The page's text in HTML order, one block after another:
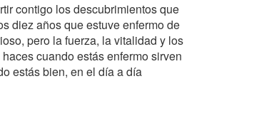
contigo los descubrimientos que
diez años que estuve enfermo de
pero la fuerza, la vitalidad y los
cuando estás enfermo sirven
estás bien, en el día a día